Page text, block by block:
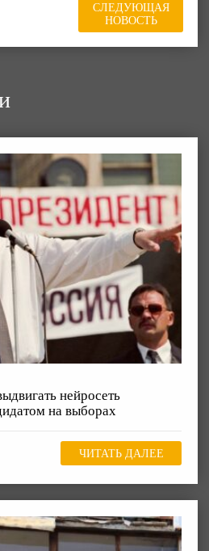
СЛЕДУЮЩАЯ
НОВОСТЬ
нейросеть
на выборах
ЧИТАТЬ ДАЛЕЕ